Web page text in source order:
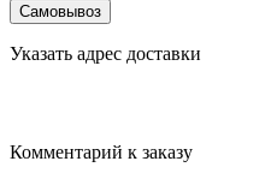
Самовывоз
Указать адрес доставки
Комментарий к заказу